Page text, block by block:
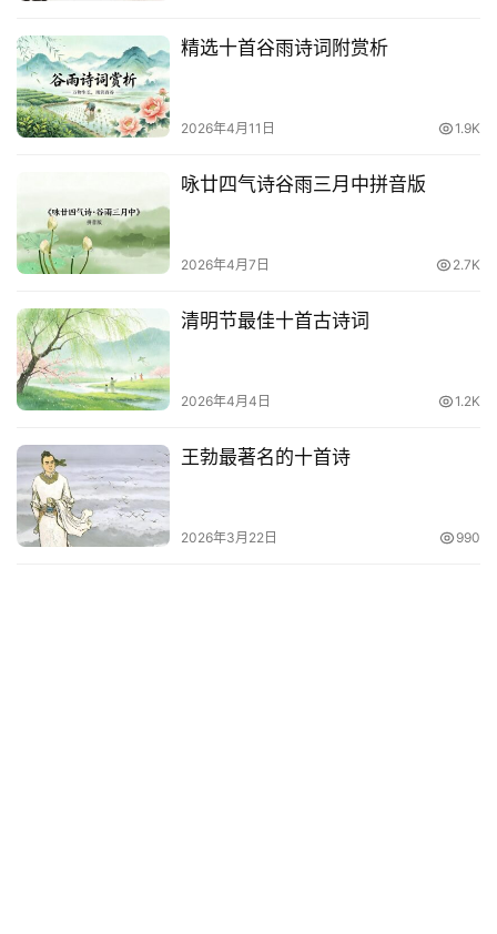
精选十首谷雨诗词附赏析
2026年4月11日 1.9K
咏廿四气诗谷雨三月中拼音版
2026年4月7日 2.7K
清明节最佳十首古诗词
2026年4月4日 1.2K
王勃最著名的十首诗
2026年3月22日 990